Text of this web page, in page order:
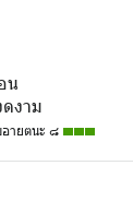
น
งาม
อายตนะ ๘